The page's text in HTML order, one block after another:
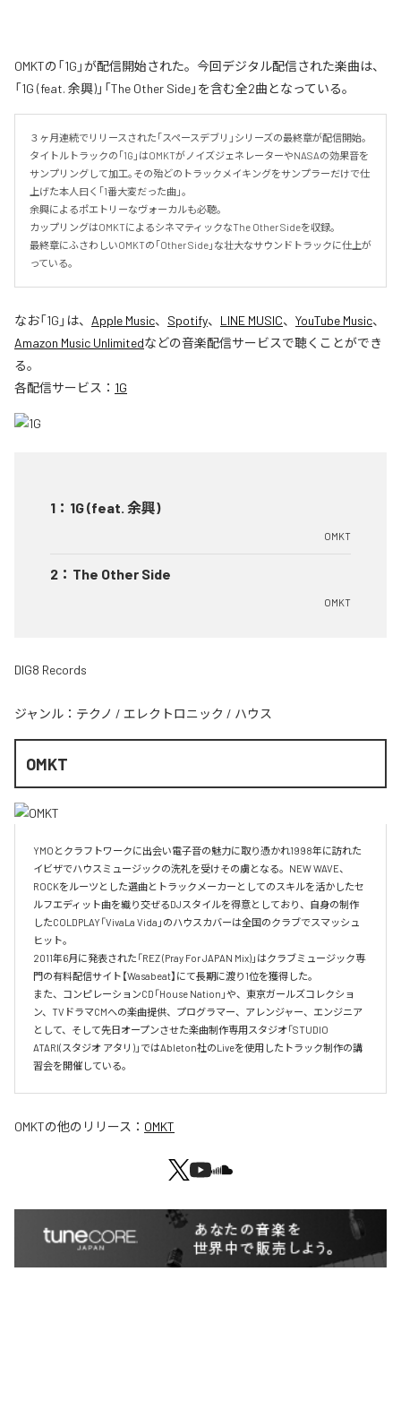
OMKTの「1G」が配信開始された。今回デジタル配信された楽曲は、
「1G (feat. 余興)」「The Other Side」を含む全2曲となっている。
３ヶ月連続でリリースされた｢スペースデブリ｣シリーズの最終章が配信開始｡
タイトルトラックの｢1G｣はOMKTがノイズジェネレーターやNASAの効果音を
サンプリングして加工｡その殆どのトラックメイキングをサンプラーだけで仕
上げた本人曰く｢1番大変だった曲｣。
余興によるポエトリーなヴォーカルも必聴｡
カップリングはOMKTによるシネマティックなThe Other Sideを収録｡
最終章にふさわしいOMKTの｢Other Side｣な壮大なサウンドトラックに仕上が
っている｡
なお「1G 」は、 Apple Music、 Spotify、 LINE MUSIC、 YouTube Music、
Amazon Music Unlimitedなどの音楽配信サービスで聴くことができ
る。
各配信サービス： 1G
1 ： 1G (feat. 余興)
OMKT
2 ： The Other Side
OMKT
DIG8 Records
ジャンル： テクノ / エレクトロニック / ハウス
OMKT
YMOとクラフトワークに出会い電子音の魅力に取り憑かれ1998年に訪れた
イビザでハウスミュージックの洗礼を受けその虜となる。NEW WAVE、
ROCKをルーツとした選曲とトラックメーカーとしてのスキルを活かしたセ
ルフエディット曲を織り交ぜるDJスタイルを得意としており、自身の制作
したCOLDPLAY「VivaLa Vida」のハウスカバーは全国のクラブでスマッシュ
ヒット。
2011年6月に発表された「REZ (Pray For JAPAN Mix)」はクラブミュージック専
門の有料配信サイト【Wasabeat】にて長期に渡り1位を獲得した。
また、コンピレーションCD「House Nation」や、東京ガールズコレクショ
ン、TVドラマCMへの楽曲提供、プログラマー、アレンジャー、エンジニア
として、そして先日オープンさせた楽曲制作専用スタジオ「STUDIO
ATARI(スタジオ アタリ)」ではAbleton社のLiveを使用したトラック制作の講
習会を開催している。
OMKTの他のリリース： OMKT